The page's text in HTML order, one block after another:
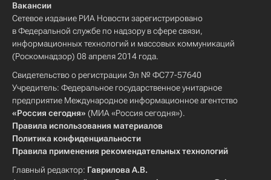
Вакансии
Сетевое издание РИА Новости зарегистрировано
в Федеральной службе по надзору в сфере связи,
информационных технологий и массовых коммуникаций
(Роскомнадзор) 08 апреля 2014 года.
Свидетельство о регистрации Эл № ФС77-57640
Учредитель: Федеральное государственное унитарное
предприятие Международное информационное агентство
«Россия сегодня» (МИА «Россия сегодня»).
Правила использования материалов
Политика конфиденциальности
Правила применения рекомендательных технологий
Главный редактор: Гаврилова А.В.